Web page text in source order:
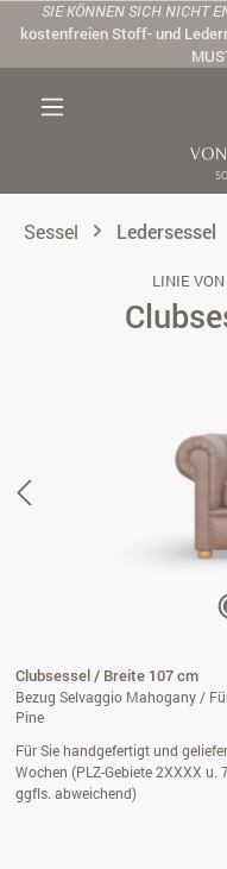
Zum Hauptinhalt springen
SIE KÖNNEN SICH NICHT
kostenfreien Stoff- und
Sessel Ledersessel
LINIE
Clubsessel / Breite 107 cm
Bezug Selvaggio Mahogany /
Pine
Für Sie handgefertigt und
Wochen (PLZ-Gebiete 2XXXX u.
ggfls. abweichend)